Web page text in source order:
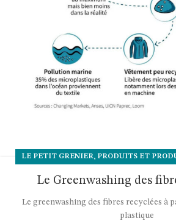
LE PETIT GRENIER, PRODUITS ET
Le Greenwashing des
Le greenwashing des fibres recyclées à
plastique